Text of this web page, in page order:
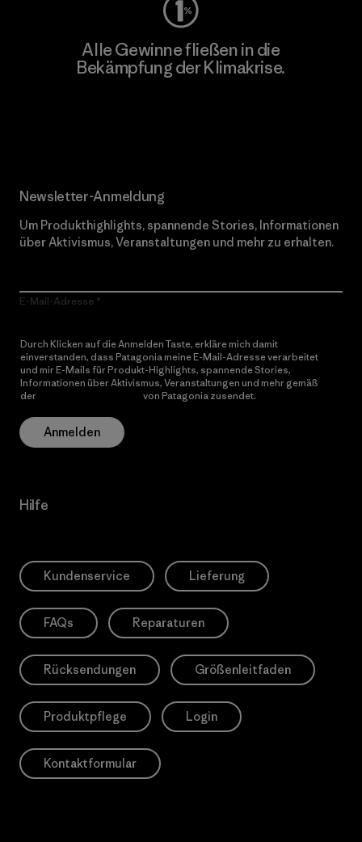
Alle Gewinne fließen in die
Bekämpfung der Klimakrise.
Newsletter-Anmeldung
Um Produkthighlights, spannende Stories, Informationen
über Aktivismus, Veranstaltungen und mehr zu erhalten.
E-Mail-Adresse
Durch Klicken auf die Anmelden Taste, erkläre mich damit
einverstanden, dass Patagonia meine E-Mail-Adresse verarbeitet
und mir E-Mails für Produkt-Highlights, spannende Stories,
Informationen über Aktivismus, Veranstaltungen und mehr gemäß
der
von Patagonia zusendet.
Anmelden
Hilfe
Kundenservice Lieferung
FAQs Reparaturen
Rücksendungen Größenleitfaden
Produktpflege Login
Kontaktformular